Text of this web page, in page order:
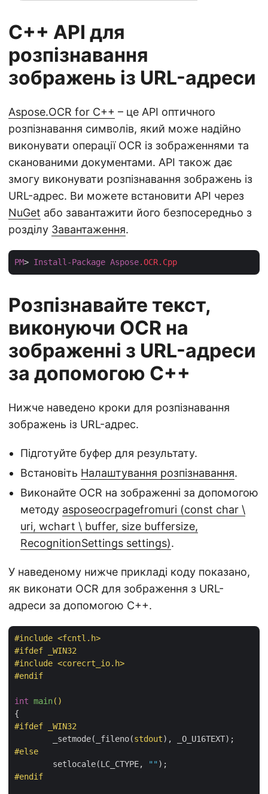
C++ API для
розпізнавання
зображень із URL-адреси
Aspose.OCR for C++ – це API оптичного
розпізнавання символів, який може надійно
виконувати операції OCR із зображеннями та
сканованими документами. API також дає
змогу виконувати розпізнавання зображень із
URL-адрес. Ви можете встановити API через
NuGet або завантажити його безпосередньо з
розділу Завантаження.
PM> Install-Package Aspose.OCR.Cpp
Розпізнавайте текст,
виконуючи OCR на
зображенні з URL-адреси
за допомогою C++
Нижче наведено кроки для розпізнавання
зображень із URL-адрес.
Підготуйте буфер для результату.
Встановіть Налаштування розпізнавання.
Виконайте OCR на зображенні за допомогою
методу asposeocrpagefromuri (const char \
uri, wchart \ buffer, size buffersize,
RecognitionSettings settings).
У наведеному нижче прикладі коду показано,
як виконати OCR для зображення з URL-
адреси за допомогою C++.
#include <fcntl.h>
#ifdef _WIN32
#include <corecrt_io.h>
#endif
int main()
#ifdef _WIN32
	_setmode(_fileno(
stdout
#else
	setlocale(LC_CTYPE,
""
#endif